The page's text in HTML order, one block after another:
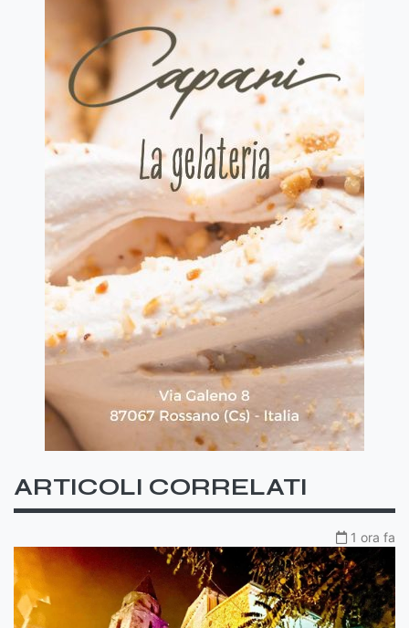
ARTICOLI CORRELATI
1 ora fa